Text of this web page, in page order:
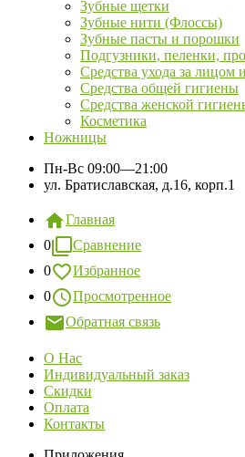
Зубные щетки
Зубные нити (Флоссы)
Зубные пасты и порошки
Подгузники, пеленки,
Средства ухода за лицом
Средства общей гигиены
Средства женской
Косметика
Ножницы
Пн-Вс 09:00—21:00
ул. Братиславская, д.16, корп.1
Главная
0
Сравнение
0
Избранное
0
Просмотренное
Обратная связь
О Нас
Индивидуальный заказ
Скидки
Оплата
Контакты